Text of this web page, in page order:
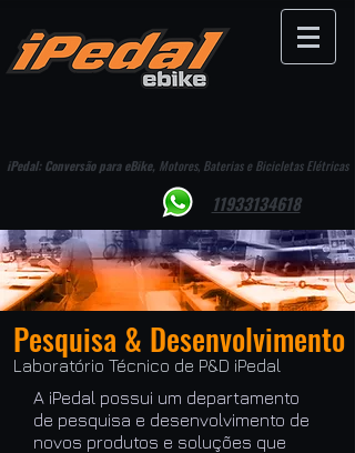
iPedal: Conversão para eBike, Motores, Baterias e Bicicletas Elétricas
11933134618
Pesquisa & Desenvolvimento
Laboratório Técnico de P&D iPedal
A iPedal possui um departamento
de pesquisa e desenvolvimento de
novos produtos e soluções que